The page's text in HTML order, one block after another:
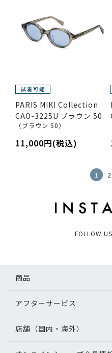
PARIS MIKI Collection
CAO-3225U ブラウン 50
（ブラウン 50）
11,000円(税込)
1 2
FOLLOW
商品
アフターサービス
店舗（国内・海外）